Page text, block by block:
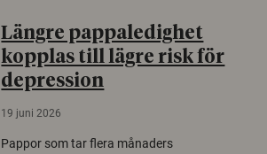
Längre pappaledighet
kopplas till lägre risk för
depression
19 juni 2026
Pappor som tar flera månaders